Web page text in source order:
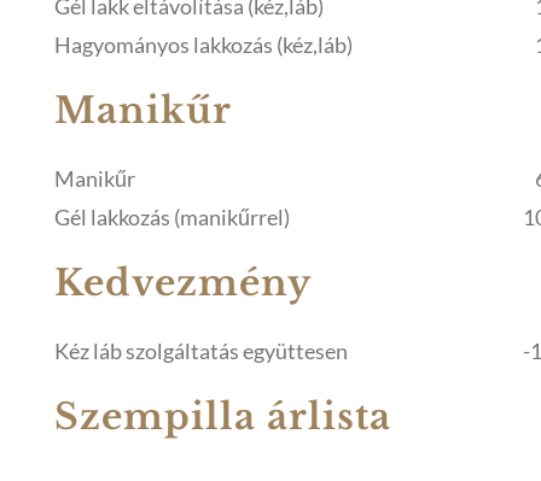
Gél lakk eltávolítása (kéz,láb)
Hagyományos lakkozás (kéz,láb)
Manikűr
Manikűr
Gél lakkozás (manikűrrel)
Kedvezmény
Kéz láb szolgáltatás együttesen -
Szempilla árlista